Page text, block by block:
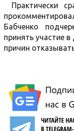
Практически
Бабченко
принять участие
причин